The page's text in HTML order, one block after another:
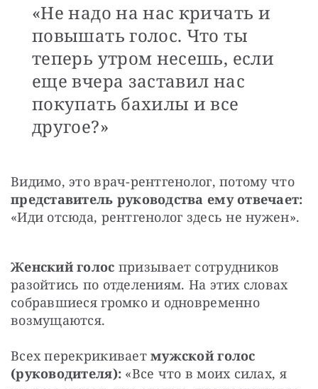
«Не надо на нас кричать и
повышать голос. Что ты
теперь утром несешь, если
еще вчера заставил нас
покупать бахилы и все
другое?»
Видимо, это врач-рентгенолог, потому что
представитель руководства ему отвечает:
«Иди отсюда, рентгенолог здесь не нужен».
Женский голос призывает сотрудников
разойтись по отделениям. На этих словах
собравшиеся громко и одновременно
возмущаются.
Всех перекрикивает мужской голос
(руководителя): «Все что в моих силах, я